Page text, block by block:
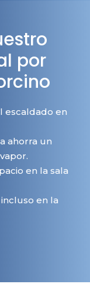
por
escaldado en
ahorra un
en la sala
en la